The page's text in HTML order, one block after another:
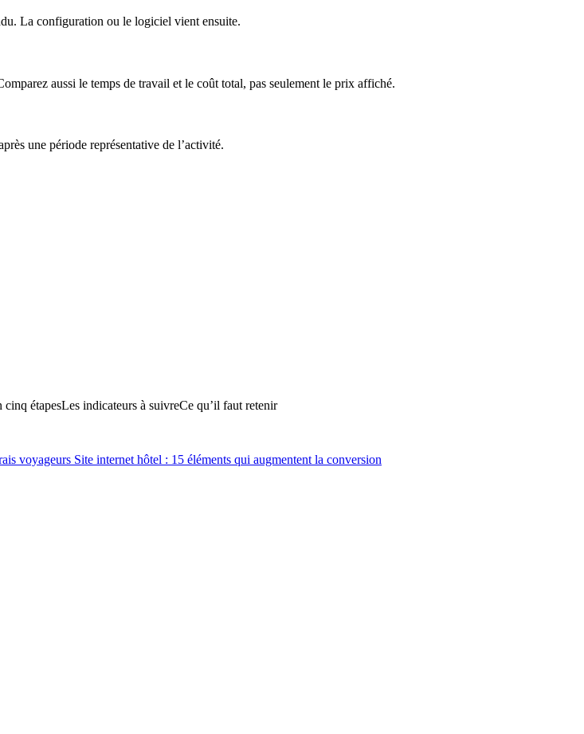
La configuration ou le logiciel vient ensuite.
aussi le temps de travail et le coût total, pas seulement le prix affiché.
une période représentative de l’activité.
cinq étapesLes indicateurs à suivreCe qu’il faut retenir
voyageurs Site internet hôtel : 15 éléments qui augmentent la conversion